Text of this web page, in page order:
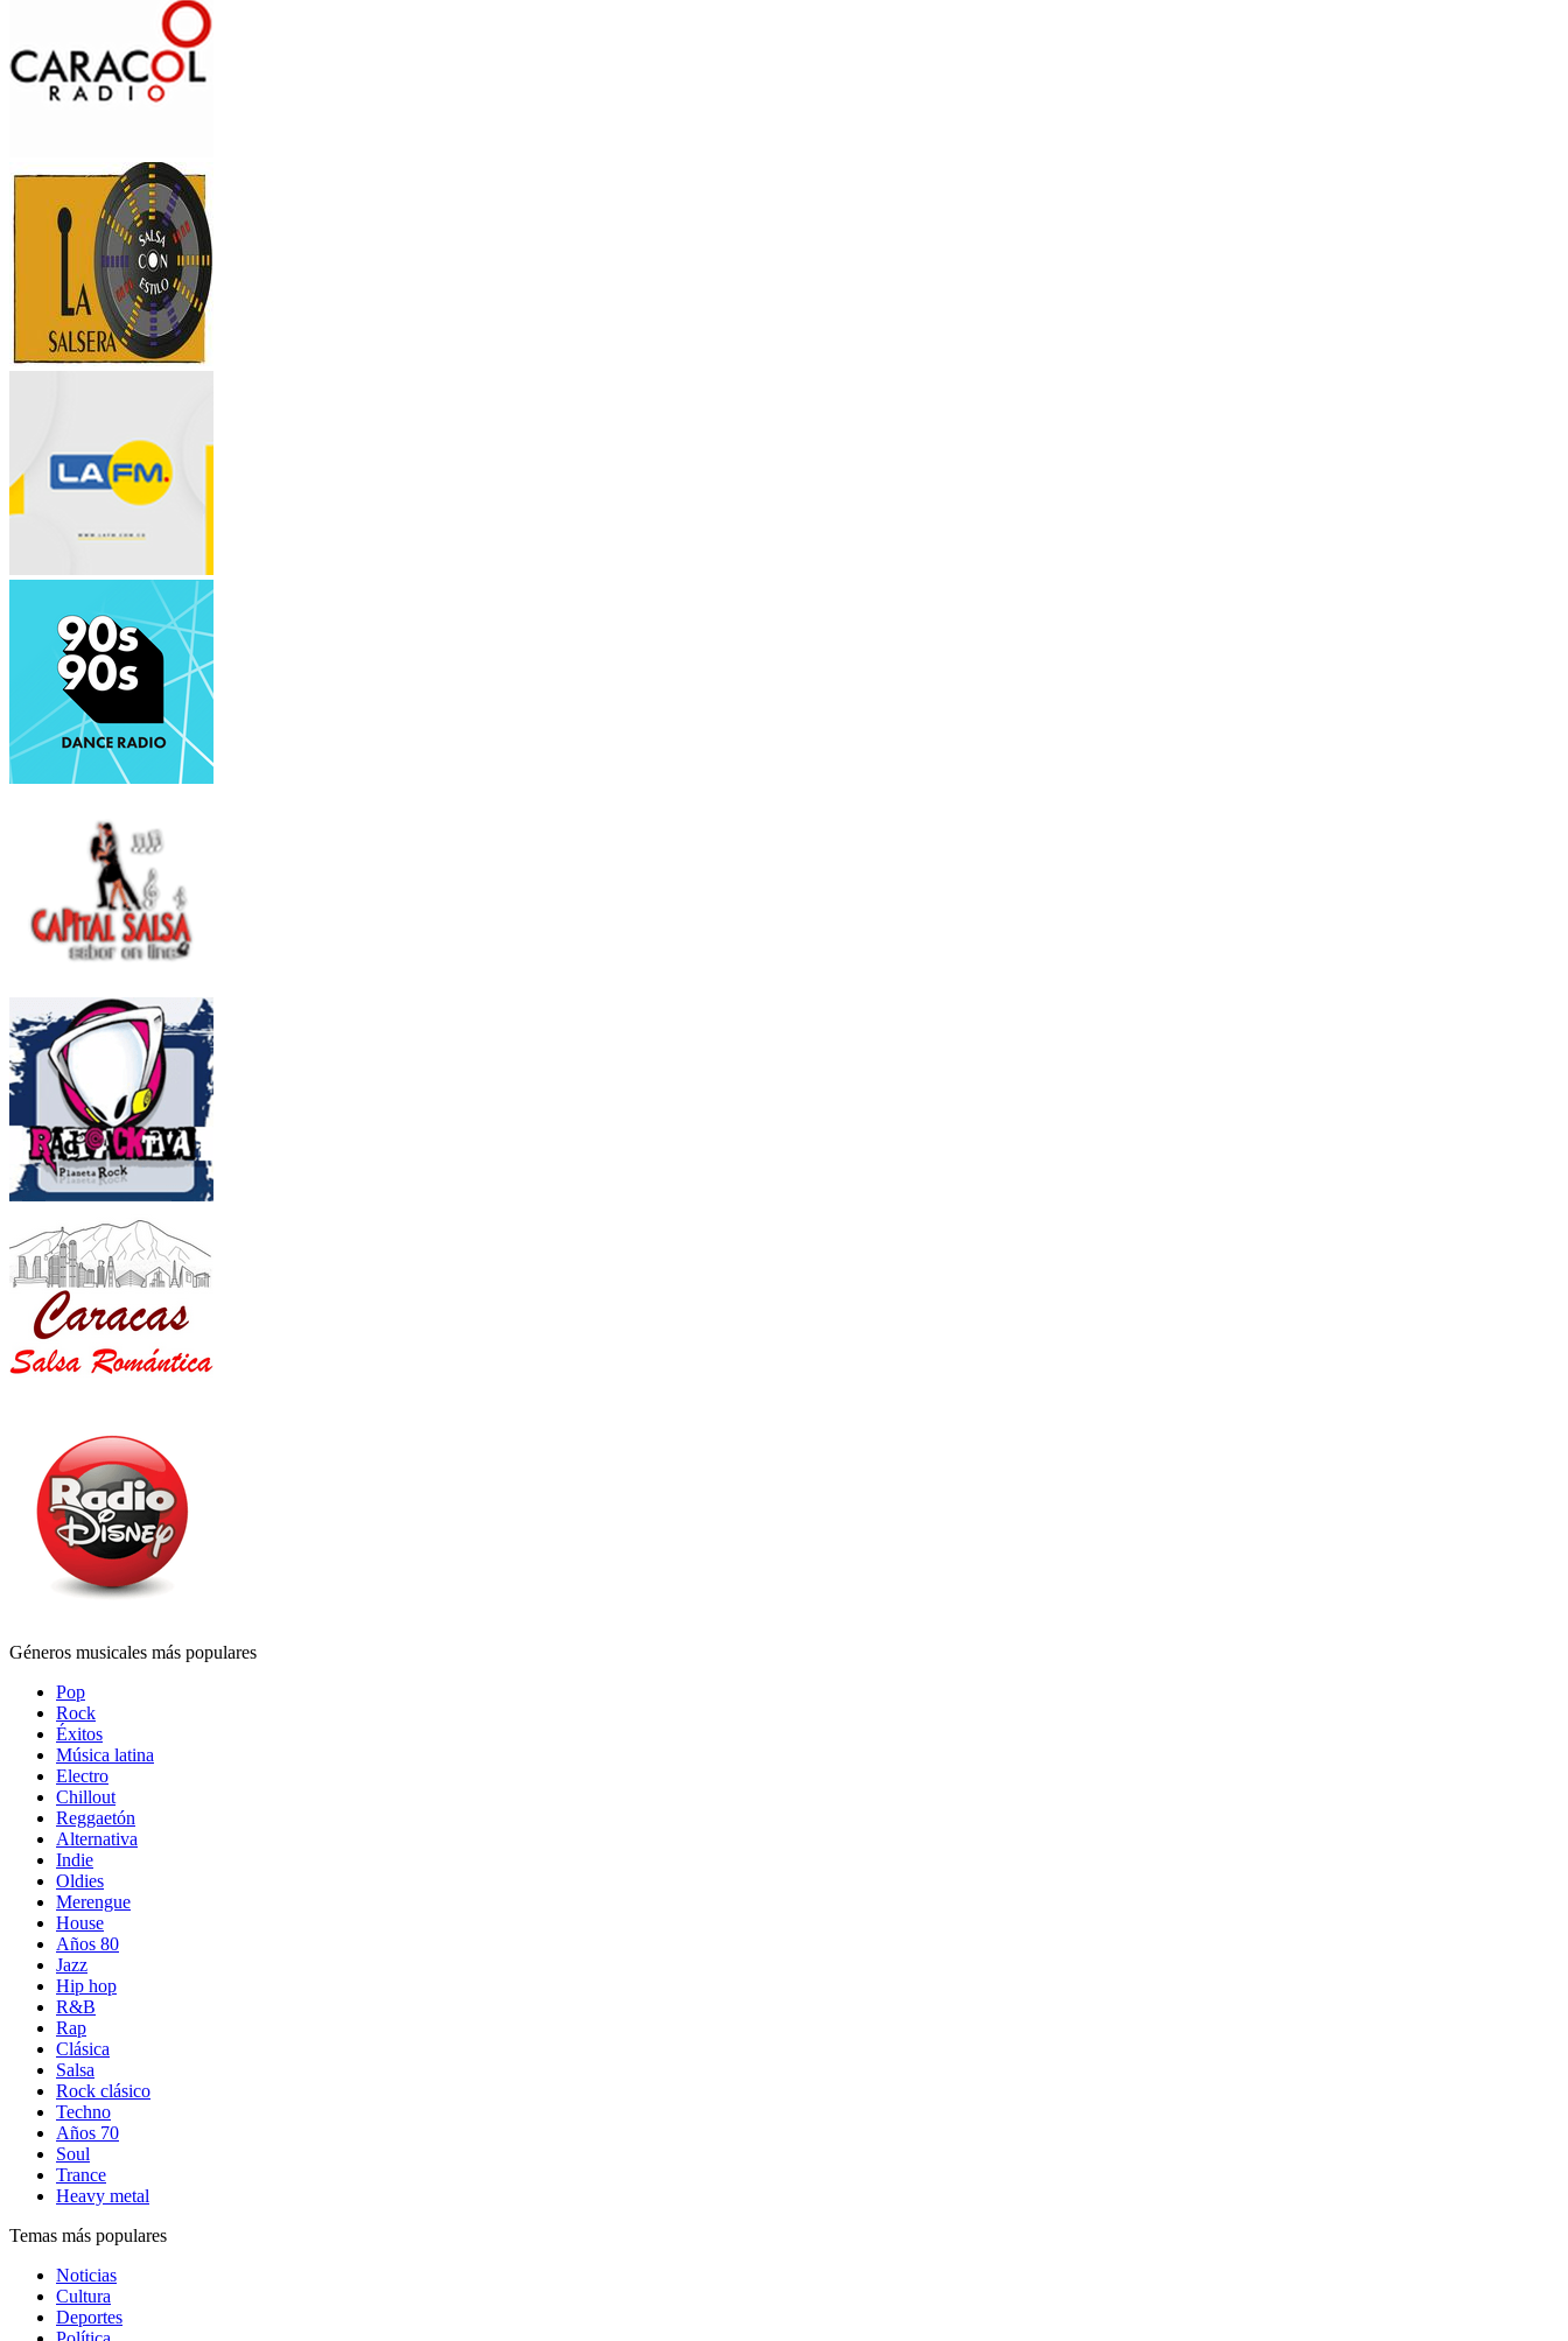
Géneros musicales más populares
Pop
Rock
Éxitos
Música latina
Electro
Chillout
Reggaetón
Alternativa
Indie
Oldies
Merengue
House
Años 80
Jazz
Hip hop
R&B
Rap
Clásica
Salsa
Rock clásico
Techno
Años 70
Soul
Trance
Heavy metal
Temas más populares
Noticias
Cultura
Deportes